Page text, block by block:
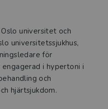
universitet och
universi­tetssjukhus,
för
engagerad i hypertoni i
och
hjärtsjukdom.